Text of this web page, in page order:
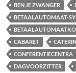
BEN JE ZWANGER
BETAALAUTOMAAT-
CABARET
CONFERENTIECENTRA
DAGVOORZITTER